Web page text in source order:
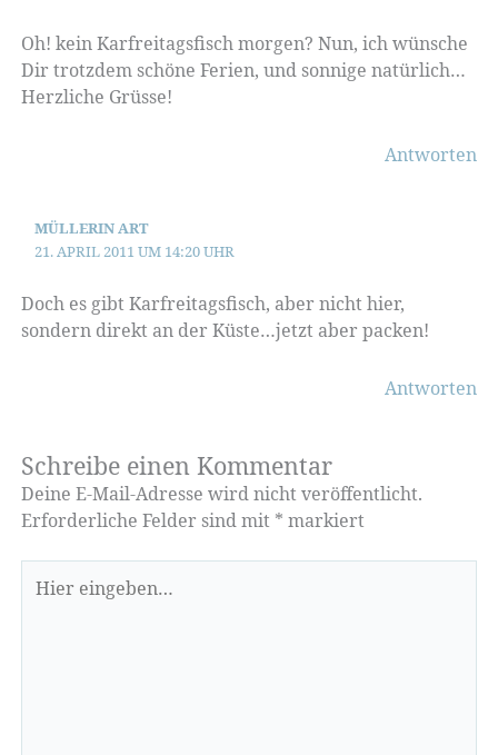
Oh! kein Karfreitagsfisch morgen? Nun, ich wünsche
Dir trotzdem schöne Ferien, und sonnige natürlich…
Herzliche Grüsse!
Antworten
MÜLLERIN ART
21. APRIL 2011 UM 14:20 UHR
Doch es gibt Karfreitagsfisch, aber nicht hier,
sondern direkt an der Küste…jetzt aber packen!
Antworten
Schreibe einen Kommentar
Deine E-Mail-Adresse wird nicht veröffentlicht.
Erforderliche Felder sind mit * markiert
eingeben…